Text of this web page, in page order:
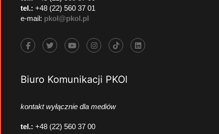
tel.: +48 (22) 560 37 01
e-mail: pkol@pkol.pl
Biuro Komunikacji PKOl
kontakt wyłącznie dla mediów
tel.: +48 (22) 560 37 00